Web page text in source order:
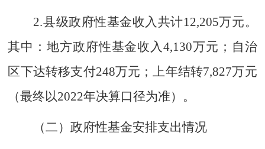
2.县级政府性基金收入共计12,205万元。
其中：地方政府性基金收入4,130万元；自治
区下达转移支付248万元 ； 上年结转7,827万元
（最终以2022年决算口径为准）。
（二）政府性基金安排支出情况